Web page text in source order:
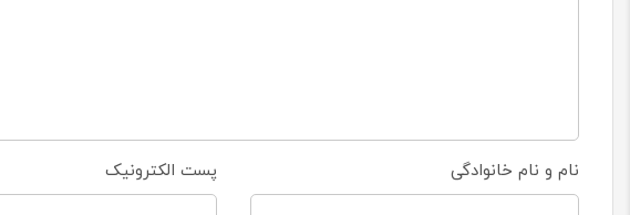
نام و نام خانوادگی پست الکترونیک